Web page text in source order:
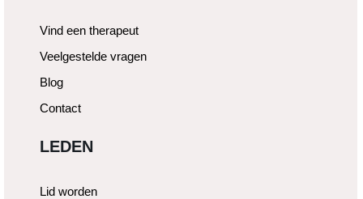
Vind een therapeut
Veelgestelde vragen
Blog
Contact
LEDEN
Lid worden